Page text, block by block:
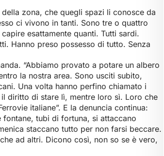
zona, che quegli spazi li conosce da
ci vivono in tanti. Sono tre o quattro
esattamente quanti. Tutti sardi.
Hanno preso possesso di tutto. Senza
“Abbiamo provato a potare un albero
la nostra area. Sono usciti subito,
Una volta hanno perfino chiamato i
diritto di stare lì, mentre loro sì. Loro che
italiane”. E la denuncia continua:
tubi di fortuna, si attaccano
staccano tutto per non farsi beccare.
ad altri. Dicono così, non so se è vero,